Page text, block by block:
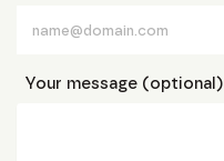
Your message (optional)